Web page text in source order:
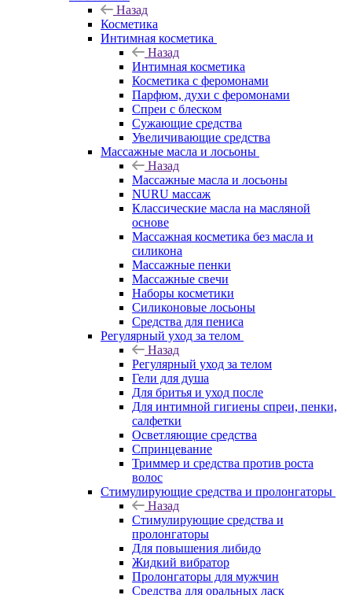
Назад
Косметика
Интимная косметика
Назад
Интимная косметика
Косметика с феромонами
Парфюм, духи с феромонами
Спреи с блеском
Сужающие средства
Увеличивающие средства
Массажные масла и лосьоны
Назад
Массажные масла и лосьоны
NURU массаж
Классические масла на масляной
основе
Массажная косметика без масла и
силикона
Массажные пенки
Массажные свечи
Наборы косметики
Силиконовые лосьоны
Средства для пениса
Регулярный уход за телом
Назад
Регулярный уход за телом
Гели для душа
Для бритья и уход после
Для интимной гигиены спреи, пенки,
салфетки
Осветляющие средства
Спринцевание
Триммер и средства против роста
волос
Стимулирующие средства и пролонгаторы
Назад
Стимулирующие средства и
пролонгаторы
Для повышения либидо
Жидкий вибратор
Пролонгаторы для мужчин
Средства для оральных ласк